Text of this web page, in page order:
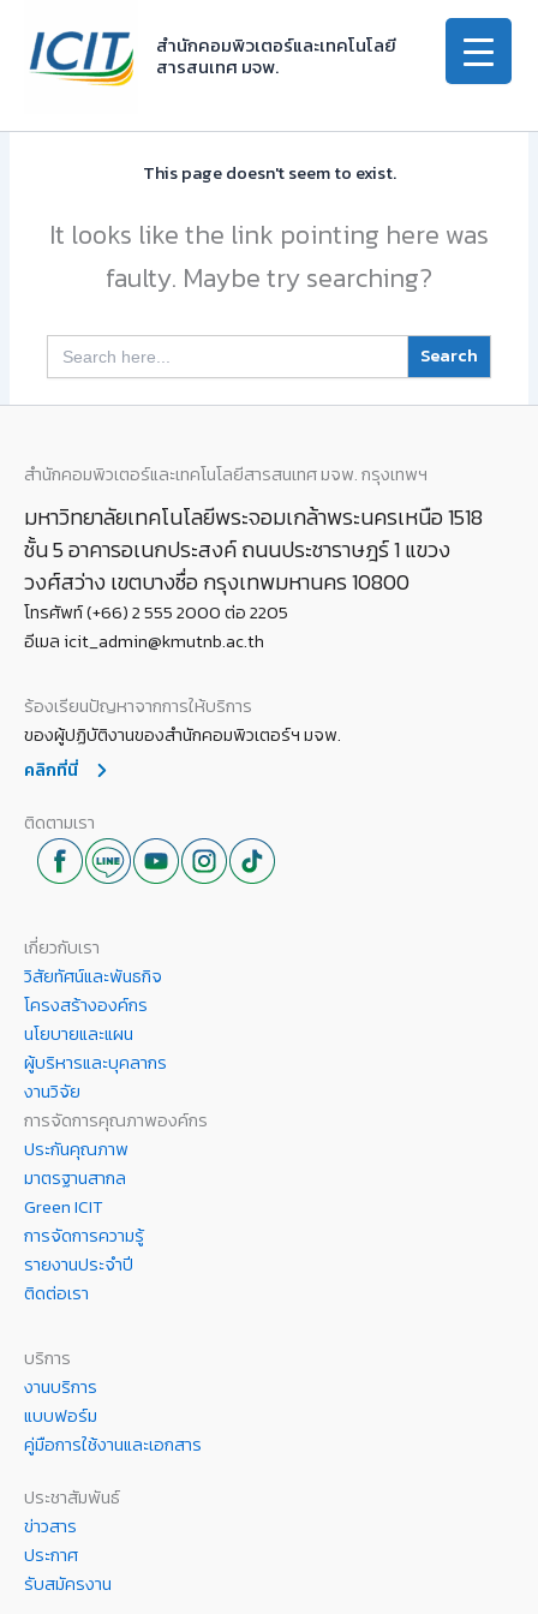
content
สำนักคอมพิวเตอร์และเทคโนโลยี
สารสนเทศ มจพ.
This page doesn't seem to exist.
It looks like the link pointing here was
faulty. Maybe try searching?
Search
for:
สำนักคอมพิวเตอร์และเทคโนโลยีสารสนเทศ มจพ. กรุงเทพฯ
มหาวิทยาลัยเทคโนโลยีพระจอมเกล้าพระนครเหนือ 1518
ชั้น 5 อาคารอเนกประสงค์ ถนนประชาราษฎร์ 1 แขวง
วงศ์สว่าง เขตบางซื่อ กรุงเทพมหานคร 10800
โทรศัพท์ (+66) 2 555 2000 ต่อ 2205
อีเมล icit_admin@kmutnb.ac.th
ร้องเรียนปัญหาจากการให้บริการ
ของผู้ปฏิบัติงานของสำนักคอมพิวเตอร์ฯ มจพ.
คลิกที่นี่
ติดตามเรา
เกี่ยวกับเรา
วิสัยทัศน์และพันธกิจ
โครงสร้างองค์กร
นโยบายและแผน
ผู้บริหารและบุคลากร
งานวิจัย
การจัดการคุณภาพองค์กร
ประกันคุณภาพ
มาตรฐานสากล
Green ICIT
การจัดการความรู้
รายงานประจำปี
ติดต่อเรา
บริการ
งานบริการ
แบบฟอร์ม
คู่มือการใช้งานและเอกสาร
ประชาสัมพันธ์
ข่าวสาร
ประกาศ
รับสมัครงาน